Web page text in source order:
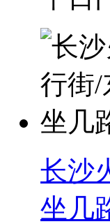
长沙
坐几